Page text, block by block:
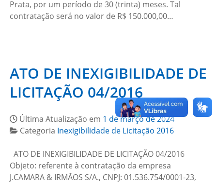
Prata, por um período de 30 (trinta) meses. Tal
contratação será no valor de R$ 150.000,00…
ATO DE INEXIGIBILIDADE DE
LICITAÇÃO 04/2016
Última Atualização em 1 de março de 2024
Categoria Inexigibilidade de Licitação 2016
ATO DE INEXIGIBILIDADE DE LICITAÇÃO 04/2016
Objeto: referente à contratação da empresa
J.CAMARA & IRMÃOS S/A., CNPJ: 01.536.754/0001-23,